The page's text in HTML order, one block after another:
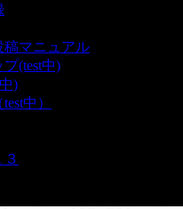
稿マニュアル
(test中)
)
中）